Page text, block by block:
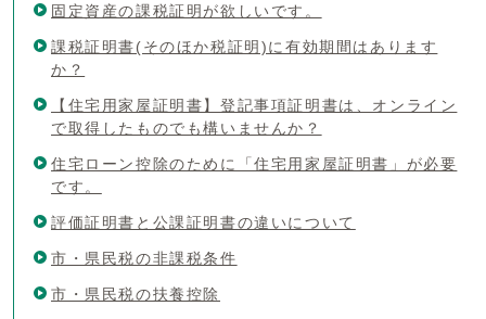
固定資産の課税証明が欲しいです。
課税証明書(そのほか税証明)に有効期間はあります
か？
【住宅用家屋証明書】登記事項証明書は、オンライン
で取得したものでも構いませんか？
住宅ローン控除のために「住宅用家屋証明書」が必要
です。
評価証明書と公課証明書の違いについて
市・県民税の非課税条件
市・県民税の扶養控除